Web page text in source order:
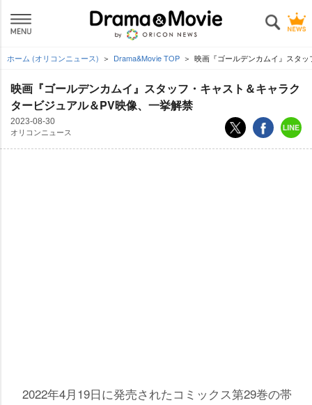
ホーム (オリコンニュース) Drama&Movie TOP 映画『ゴールデンカムイ』スタ
映画『ゴールデンカムイ』スタッフ・キャスト＆キャラク
タービジュアル＆PV映像、一挙解禁
2023-08-30
オリコンニュース
2022年4月19日に発売されたコミックス第29巻の帯